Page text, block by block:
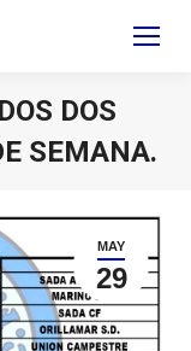
DOS
SEMANA.
MAY
29